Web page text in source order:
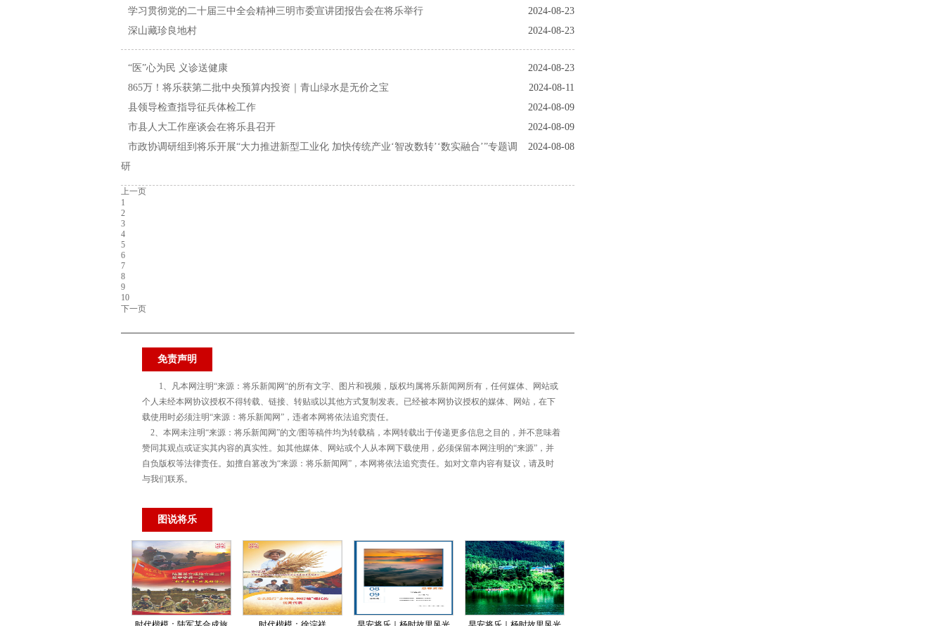
2024-08-23
学习贯彻党的二十届三中全会精神三明市委宣讲团报告会在将乐举行
2024-08-23
深山藏珍良地村
2024-08-23
“医”心为民 义诊送健康
2024-08-11
865万！将乐获第二批中央预算内投资｜青山绿水是无价之宝
2024-08-09
县领导检查指导征兵体检工作
2024-08-09
市县人大工作座谈会在将乐县召开
2024-08-08
市政协调研组到将乐开展“大力推进新型工业化 加快传统产业‘智改数转’‘数实融合’”专题调
研
上一页
1
2
3
4
5
6
7
8
9
10
下一页
免责声明
1、凡本网注明“来源：将乐新闻网“的所有文字、图片和视频，版权均属将乐新闻网所有，任何媒体、网站或
个人未经本网协议授权不得转载、链接、转贴或以其他方式复制发表。已经被本网协议授权的媒体、网站，在下
载使用时必须注明“来源：将乐新闻网”，违者本网将依法追究责任。
2、本网未注明“来源：将乐新闻网”的文/图等稿件均为转载稿，本网转载出于传递更多信息之目的，并不意味着
赞同其观点或证实其内容的真实性。如其他媒体、网站或个人从本网下载使用，必须保留本网注明的“来源”，并
自负版权等法律责任。如擅自篡改为“来源：将乐新闻网”，本网将依法追究责任。如对文章内容有疑议，请及时
与我们联系。
图说将乐